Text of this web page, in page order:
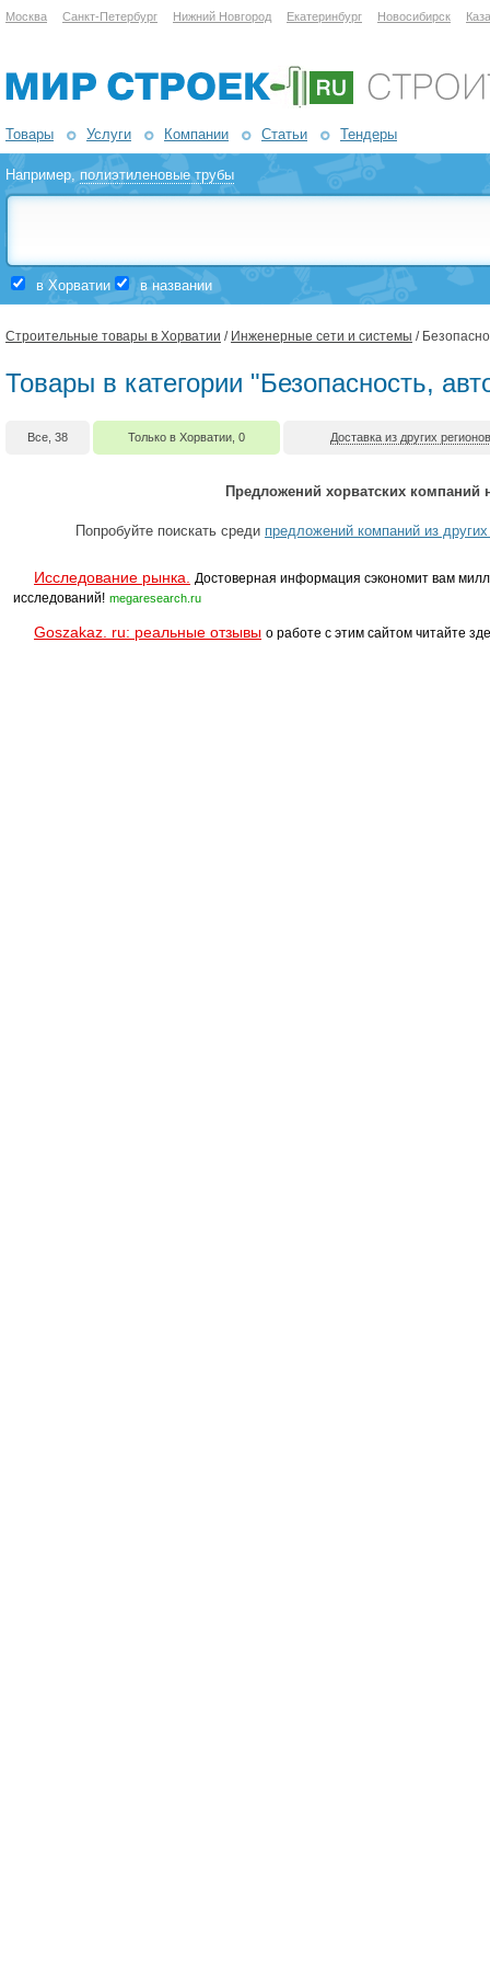
Москва Санкт-Петербург Нижний Новгород Екатеринбург Новосибирск
Товары Услуги Компании Статьи Тендеры
Например,полиэтиленовые трубы
в Хорватии в названии
Строительные товары в Хорватии / Инженерные сети и системы /
Товары в категории "Безопасность,
Все, 38 Только в Хорватии, 0 Доставка из других
Предложений хорватских компаний
Попробуйте поискать среди предложений компаний из
Исследование рынка.
Достоверная информация сэкономит вам
исследований! megaresearch.ru
Goszakaz. ru: реальные отзывы о работе с этим сайтом читайте